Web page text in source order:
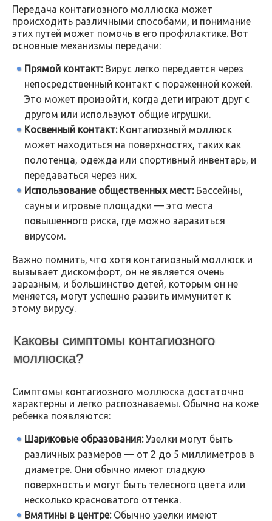
Передача контагиозного моллюска может
происходить различными способами, и понимание
этих путей может помочь в его профилактике. Вот
основные механизмы передачи:
Прямой контакт:Вирус легко передается через
непосредственный контакт с пораженной кожей.
Это может произойти, когда дети играют друг с
другом или используют общие игрушки.
Косвенный контакт:Контагиозный моллюск
может находиться на поверхностях, таких как
полотенца, одежда или спортивный инвентарь, и
передаваться через них.
Использование общественных мест:Бассейны,
сауны и игровые площадки — это места
повышенного риска, где можно заразиться
вирусом.
Важно помнить, что хотя контагиозный моллюск и
вызывает дискомфорт, он не является очень
заразным, и большинство детей, которым он не
меняется, могут успешно развить иммунитет к
этому вирусу.
Каковы симптомы контагиозного
моллюска?
Симптомы контагиозного моллюска достаточно
характерны и легко распознаваемы. Обычно на коже
ребенка появляются:
Шариковые образования:Узелки могут быть
различных размеров — от 2 до 5 миллиметров в
диаметре. Они обычно имеют гладкую
поверхность и могут быть телесного цвета или
несколько красноватого оттенка.
Вмятины в центре:Обычно узелки имеют